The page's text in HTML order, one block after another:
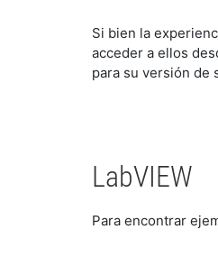
Si bien la
acceder a ellos
para su versión de
LabVIEW
Para encontrar